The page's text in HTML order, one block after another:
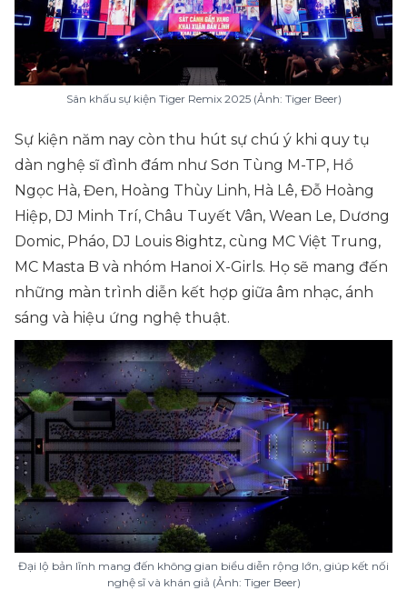
Sân khấu sự kiện Tiger Remix 2025 (Ảnh: Tiger Beer)
Sự kiện năm nay còn thu hút sự chú ý khi quy tụ
dàn nghệ sĩ đình đám như Sơn Tùng M-TP, Hồ
Ngọc Hà, Đen, Hoàng Thùy Linh, Hà Lê, Đỗ Hoàng
Hiệp, DJ Minh Trí, Châu Tuyết Vân, Wean Le, Dương
Domic, Pháo, DJ Louis 8ightz, cùng MC Việt Trung,
MC Masta B và nhóm Hanoi X-Girls. Họ sẽ mang đến
những màn trình diễn kết hợp giữa âm nhạc, ánh
sáng và hiệu ứng nghệ thuật.
Đại lộ bản lĩnh mang đến không gian biểu diễn rộng lớn, giúp kết nối
nghệ sĩ và khán giả (Ảnh: Tiger Beer)